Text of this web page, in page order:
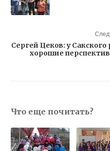
Сергей Цеков: у Сакского
хорошие
Что еще почитать?